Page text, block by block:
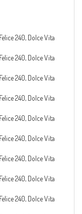
240, Dolce Vita
240, Dolce Vita
240, Dolce Vita
240, Dolce Vita
240, Dolce Vita
240, Dolce Vita
240, Dolce Vita
240, Dolce Vita
240, Dolce Vita